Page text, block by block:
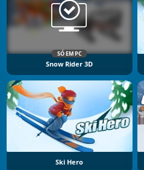
SÓ EM PC
Snow Rider 3D
Ski Hero